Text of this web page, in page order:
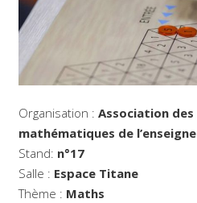
Organisation : Association
mathématiques de
Stand: n°17
Salle : Espace Titane
Thème : Maths